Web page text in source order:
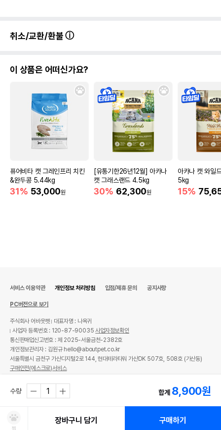
취소/교환/환불
이 상품은 어떠신가요?
퓨어비타 캣 그레인프리 치킨
&완두콩 5.44kg
31% 53,000원
[유통기한26년12월] 아카나
캣 그래스랜드 4.5kg
30% 62,300원
아카나 캣 와일
5kg
15%
수량 합계 8,900원
찜
장바구니 담기 구매하기
서비스 이용약관 개인정보 처리방침 입점/제휴 문의 공지사항
PC버전으로 보기
주식회사 어바웃펫
대표자명 : 나옥귀
사업자 등록번호 : 120-87-90035사업자정보확인
통신판매업신고번호 : 제 2025-서울금천-2382호
개인정보관리자 : 김원규 hello@aboutpet.co.kr
서울특별시 금천구 가산디지털2로 144, 현대테라타워 가산DK 507호, 508호 (가산동)
구매안전(에스크로)서비스